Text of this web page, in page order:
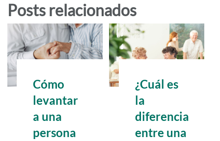
Posts relacionados
Cómo
levantar
a una
persona
¿Cuál es
la
diferencia
entre una